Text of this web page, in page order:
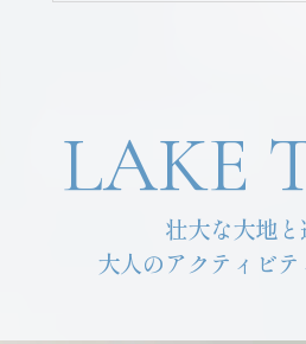
LAKE
壮大な大地と
大人のアクティビ